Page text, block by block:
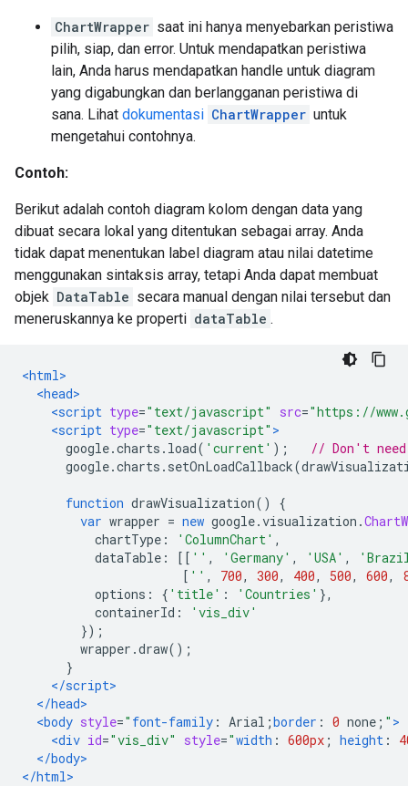
ChartWrapper saat ini hanya menyebarkan peristiwa
pilih, siap, dan error. Untuk mendapatkan peristiwa
lain, Anda harus mendapatkan handle untuk diagram
yang digabungkan dan berlangganan peristiwa di
sana. Lihat dokumentasi ChartWrapper untuk
mengetahui contohnya.
Contoh:
Berikut adalah contoh diagram kolom dengan data yang
dibuat secara lokal yang ditentukan sebagai array. Anda
tidak dapat menentukan label diagram atau nilai datetime
menggunakan sintaksis array, tetapi Anda dapat membuat
objek DataTable secara manual dengan nilai tersebut dan
meneruskannya ke properti dataTable .
<html>
<head>
<script type="text/javascript" src="https://
<script type="text/javascript" >
google.charts . load( 'current' );
// Don't
google.charts . setOnLoadCallback(
function drawVisualization()
{
var wrapper = new google.visualization .
chartType : 'ColumnChart' ,
dataTable : [[ '' , 'Germany' , 'USA' ,
[ '' , 700, 300, 400, 500, 600,
options : { 'title' : 'Countries' },
containerId :
'vis_div'
});
wrapper .draw();
}
</script>
</head>
<body style=" font-family : Arial ;border : 0 none ; " >
<div id="vis_div" style="width : 600px ; height :
</body>
</html>